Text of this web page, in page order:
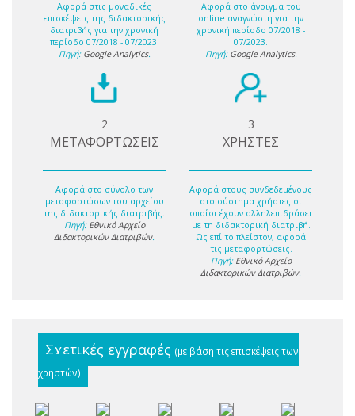
Αφορά στις μοναδικές
επισκέψεις της διδακτορικής
διατριβής για την χρονική
περίοδο 07/2018 - 07/2023.
Πηγή: Google Analytics.
Αφορά στο άνοιγμα του
online αναγνώστη για την
χρονική περίοδο 07/2018 -
07/2023.
Πηγή: Google Analytics.
2
ΜΕΤΑΦΟΡΤΩΣΕΙΣ
Αφορά στο σύνολο των
μεταφορτώσων του αρχείου
της διδακτορικής διατριβής.
Πηγή: Εθνικό Αρχείο
Διδακτορικών Διατριβών.
3
ΧΡΗΣΤΕΣ
Αφορά στους συνδεδεμένους
στο σύστημα χρήστες οι
οποίοι έχουν αλληλεπιδράσει
με τη διδακτορική διατριβή.
Ως επί το πλείστον, αφορά
τις μεταφορτώσεις.
Πηγή: Εθνικό Αρχείο
Διδακτορικών Διατριβών.
Σχετικές εγγραφές (με βάση τις επισκέψεις των
χρηστών)